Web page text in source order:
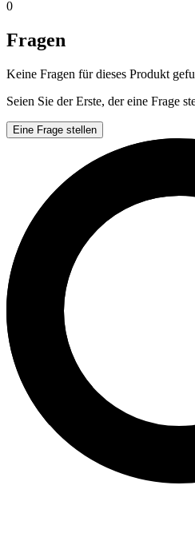
0
Fragen
Keine Fragen für dieses Produkt
Seien Sie der Erste, der eine Frage
Eine Frage stellen